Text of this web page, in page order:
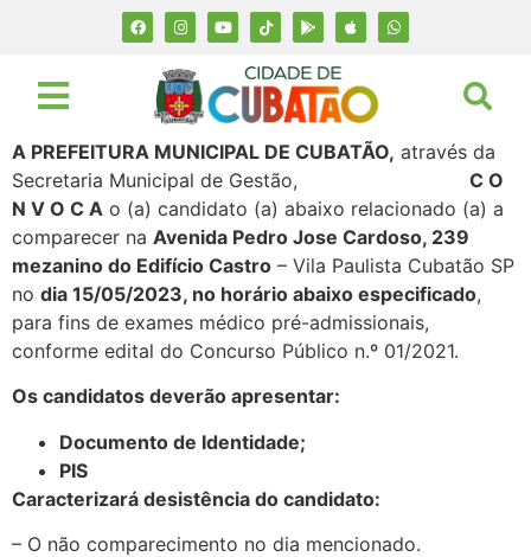
A PREFEITURA MUNICIPAL DE CUBATÃO, através da
Secretaria Municipal de Gestão, C O
N V O C A o (a) candidato (a) abaixo relacionado (a) a
comparecer na Avenida Pedro Jose Cardoso, 239
mezanino do Edifício Castro – Vila Paulista Cubatão SP
no dia 15/05/2023, no horário abaixo especificado,
para fins de exames médico pré-admissionais,
conforme edital do Concurso Público n.º 01/2021.
Os candidatos deverão apresentar:
Documento de Identidade;
PIS
Caracterizará desistência do candidato:
– O não comparecimento no dia mencionado.